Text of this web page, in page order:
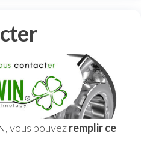
vous pouvezremplir ce